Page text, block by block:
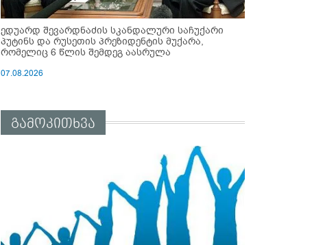
ედუარდ შევარდნაძის სკანდალური საჩუქარი
პუტინს და რუსეთის პრეზიდენტის მუქარა,
რომელიც 6 წლის შემდეგ აასრულა
07.08.2026
გამოკითხვა